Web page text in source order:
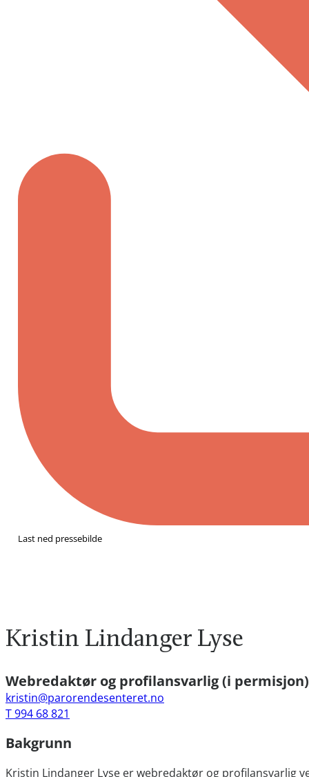
Last ned pressebilde
Kristin Lindanger Lyse
Webredaktør og profilansvarlig (i permisjon)
kristin@parorendesenteret.no
T 994 68 821
Bakgrunn
Kristin Lindanger Lyse er webredaktør og profilansvarlig